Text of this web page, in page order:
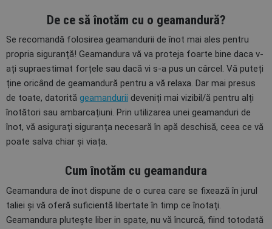
De ce să înotăm cu o geamandură?
Se recomandă folosirea geamandurii de înot mai ales pentru
propria siguranță! Geamandura vă va proteja foarte bine daca v-
ați supraestimat forțele sau dacă vi s-a pus un cârcel. Vă puteți
ține oricând de geamandură pentru a vă relaxa. Dar mai presus
de toate, datorită geamandurii deveniți mai vizibil/ă pentru alți
înotători sau ambarcațiuni. Prin utilizarea unei geamanduri de
înot, vă asigurați siguranța necesară în apă deschisă, ceea ce vă
poate salva chiar și viața.
Cum înotăm cu geamandura
Geamandura de înot dispune de o curea care se fixează în jurul
taliei și vă oferă suficientă libertate în timp ce înotați.
Geamandura plutește liber in spate, nu vă încurcă, fiind totodată